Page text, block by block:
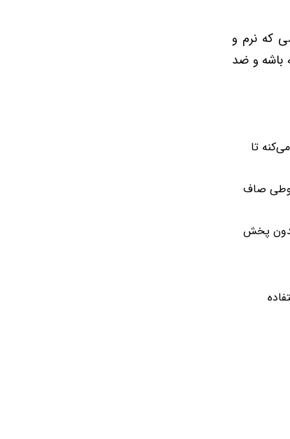
که نرم و
باشه و ضد
تا
صاف
پخش